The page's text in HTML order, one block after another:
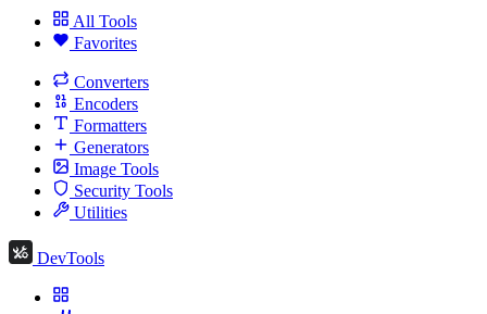
All Tools
Favorites
Converters
Encoders
Formatters
Generators
Image Tools
Security Tools
Utilities
DevTools